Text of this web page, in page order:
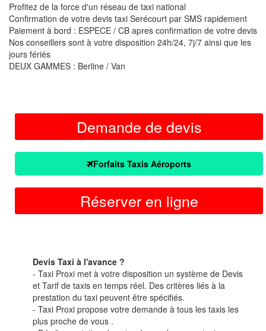
Profitez de la force d'un réseau de taxi national
Confirmation de votre devis taxi Serécourt par SMS rapidement
Paiement à bord : ESPECE / CB apres confirmation de votre devis
Nos conseillers sont à votre disposition 24h/24, 7j/7 ainsi que les
jours fériés
DEUX GAMMES : Berline / Van
Demande de devis
Forfaits Taxis Aéroports
Réserver en ligne
Devis Taxi à l'avance ?
- Taxi Proxi met à votre disposition un système de Devis
et Tarif de taxis en temps réel. Des critères liés à la
prestation du taxi peuvent être spécifiés.
- Taxi Proxi propose votre demande à tous les taxis les
plus proche de vous .